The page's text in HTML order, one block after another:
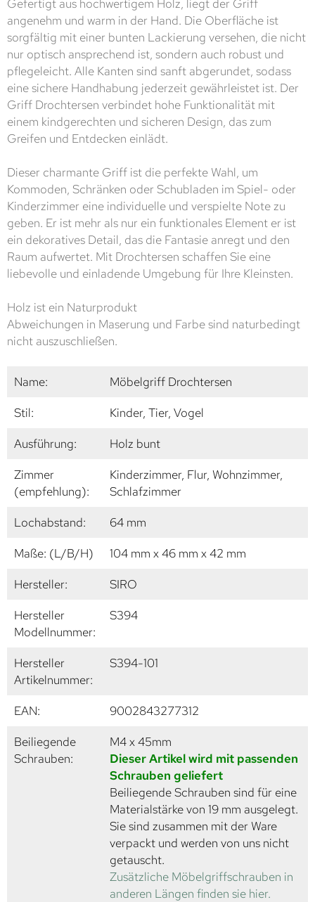
Gefertigt aus hochwertigem Holz, liegt der Griff
angenehm und warm in der Hand. Die Oberfläche ist
sorgfältig mit einer bunten Lackierung versehen, die nicht
nur optisch ansprechend ist, sondern auch robust und
pflegeleicht. Alle Kanten sind sanft abgerundet, sodass
eine sichere Handhabung jederzeit gewährleistet ist. Der
Griff Drochtersen verbindet hohe Funktionalität mit
einem kindgerechten und sicheren Design, das zum
Greifen und Entdecken einlädt.
Dieser charmante Griff ist die perfekte Wahl, um
Kommoden, Schränken oder Schubladen im Spiel- oder
Kinderzimmer eine individuelle und verspielte Note zu
geben. Er ist mehr als nur ein funktionales Element er ist
ein dekoratives Detail, das die Fantasie anregt und den
Raum aufwertet. Mit Drochtersen schaffen Sie eine
liebevolle und einladende Umgebung für Ihre Kleinsten.
Holz ist ein Naturprodukt
Abweichungen in Maserung und Farbe sind naturbedingt
nicht auszuschließen.
Name:
Möbelgriff Drochtersen
Stil:
Kinder, Tier, Vogel
Ausführung:
Holz bunt
Zimmer
(empfehlung):
Kinderzimmer, Flur, Wohnzimmer,
Schlafzimmer
Lochabstand:
64 mm
Maße: (L/B/H)
104 mm x 46 mm x 42 mm
Hersteller:
SIRO
Hersteller
Modellnummer:
S394
Hersteller
Artikelnummer:
S394-101
EAN:
9002843277312
Beiliegende
Schrauben:
M4 x 45mm
Dieser Artikel wird mit passenden
Schrauben geliefert
Beiliegende Schrauben sind für eine
Materialstärke von 19 mm ausgelegt.
Sie sind zusammen mit der Ware
verpackt und werden von uns nicht
getauscht.
Zusätzliche Möbelgriffschrauben in
anderen Längen finden sie hier.